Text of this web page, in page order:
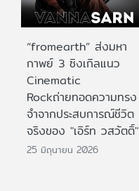
“fromearth” ส่งมหา
กาพย์ 3 ซิงเกิลแนว
Cinematic
Rockถ่ายทอดความทรง
จำจากประสบการณ์ชีวิต
จริงของ "เอิร์ท วสวัตติ์"
25 มิถุนายน 2026